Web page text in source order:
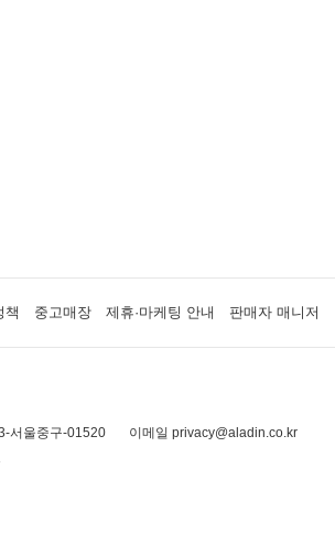
책 중고매장 제휴·마케팅 안내 판매자 매니저
서울중구-01520
이메일 privacy@aladin.co.kr